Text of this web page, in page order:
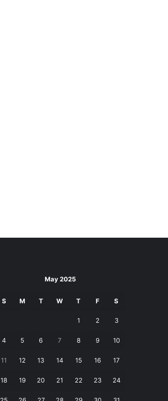
May 2025
S M T W T F S
1 2 3
4 5 6 7 8 9 10
11 12 13 14 15 16 17
18 19 20 21 22 23 24